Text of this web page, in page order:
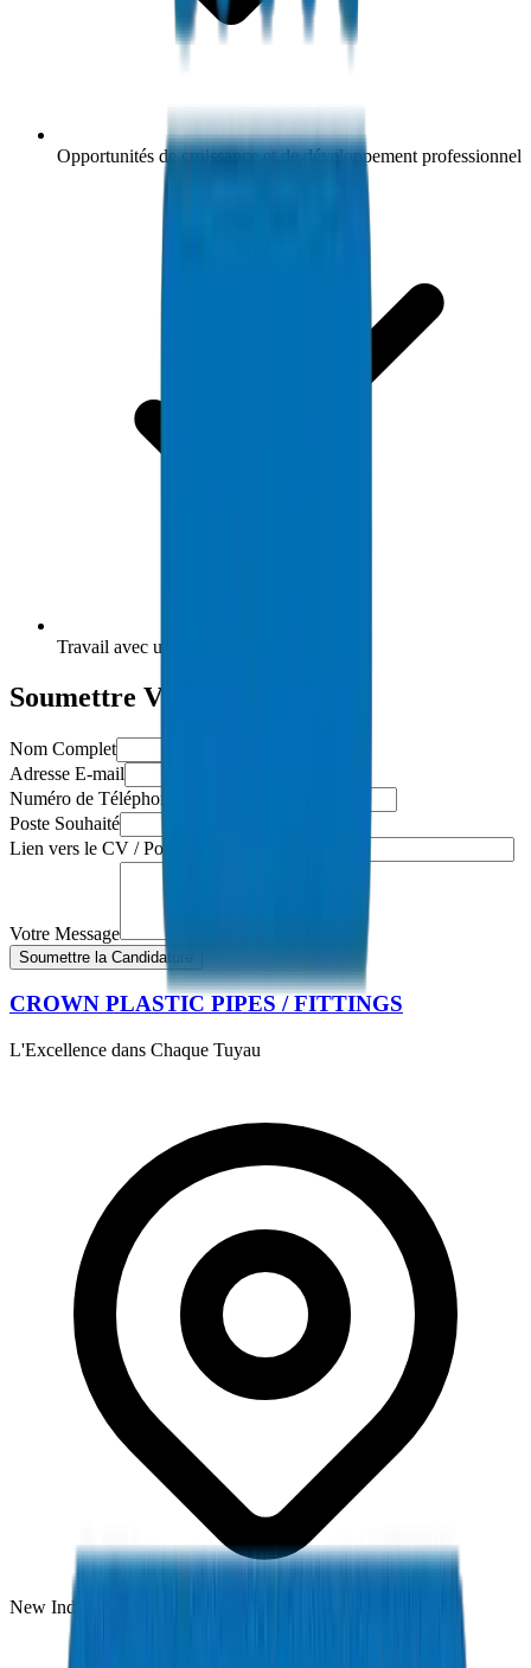
Opportunités de croissance et de développement professionnel
Travail avec une technologie de pointe
Soumettre Votre Candidature
Nom Complet
Adresse E-mail
Numéro de Téléphone
Poste Souhaité
Lien vers le CV / Portfolio (Facultatif)
Votre Message
Soumettre la Candidature
CROWN PLASTIC PIPES / FITTINGS
L'Excellence dans Chaque Tuyau
New Industrial Area, Umm Al Quwain, UAE